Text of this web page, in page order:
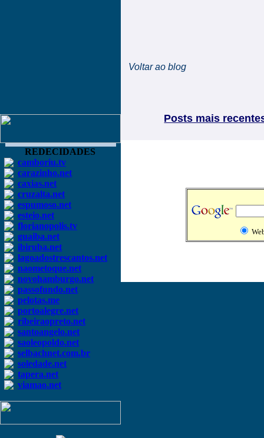
REDECIDADES
camboriu.tv
carazinho.net
caxias.net
cruzalta.net
espumoso.net
esteio.net
florianopolis.tv
guaiba.net
ibiruba.net
lagoadostrescantos.net
naometoque.net
novohamburgo.net
passofundo.net
pelotas.me
portoalegre.net
ribeiraopreto.net
santoangelo.net
saoleopoldo.net
selbachnet.com.br
soledade.net
tapera.net
viamao.net
Voltar ao blog
Posts mais